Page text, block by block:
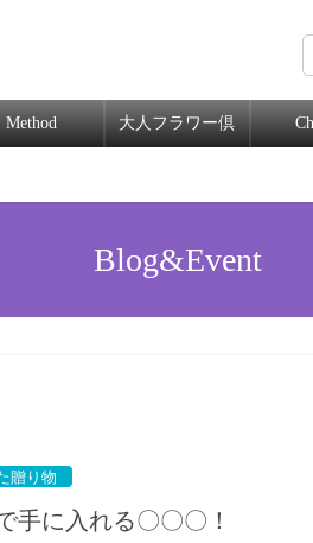
Method 大人フラワー倶
Blog&Event
贈り物
手に入れる〇〇〇！